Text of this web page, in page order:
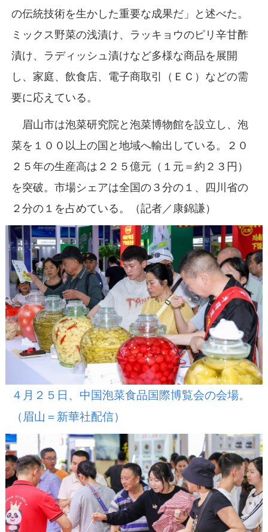
の伝統技術を生かした重要な成果だ」と述べた。
ミックス野菜の浅漬け、ラッキョウのピリ辛甘酢
漬け、ラディッシュ漬けなど多様な商品を展開
し、家庭、飲食店、電子商取引（ＥＣ）などの需
要に応えている。
眉山市は泡菜研究院と泡菜博物館を設立し、泡
菜を１００以上の国と地域へ輸出している。２０
２５年の生産高は２２５億元（１元＝約２３円）
を突破。市場シェアは全国の３分の１、四川省の
２分の１を占めている。（記者／康錦謙）
４月２５日、中国泡菜食品国際博覧会の会場。
（眉山＝新華社配信）